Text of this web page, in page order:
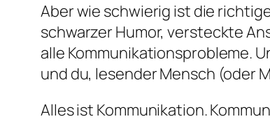
Aber wie schwierig ist die
schwarzer Humor, versteckte
alle Kommunikationsprobleme.
und du, lesender Mensch (oder
Alles ist Kommunikation.